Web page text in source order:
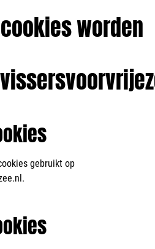
worden
gebruikt op